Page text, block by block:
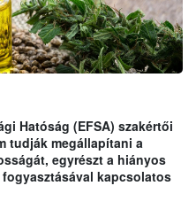
Hatóság (EFSA) szakértői
tudják megállapítani a
egyrészt a hiányos
kapcsolatos